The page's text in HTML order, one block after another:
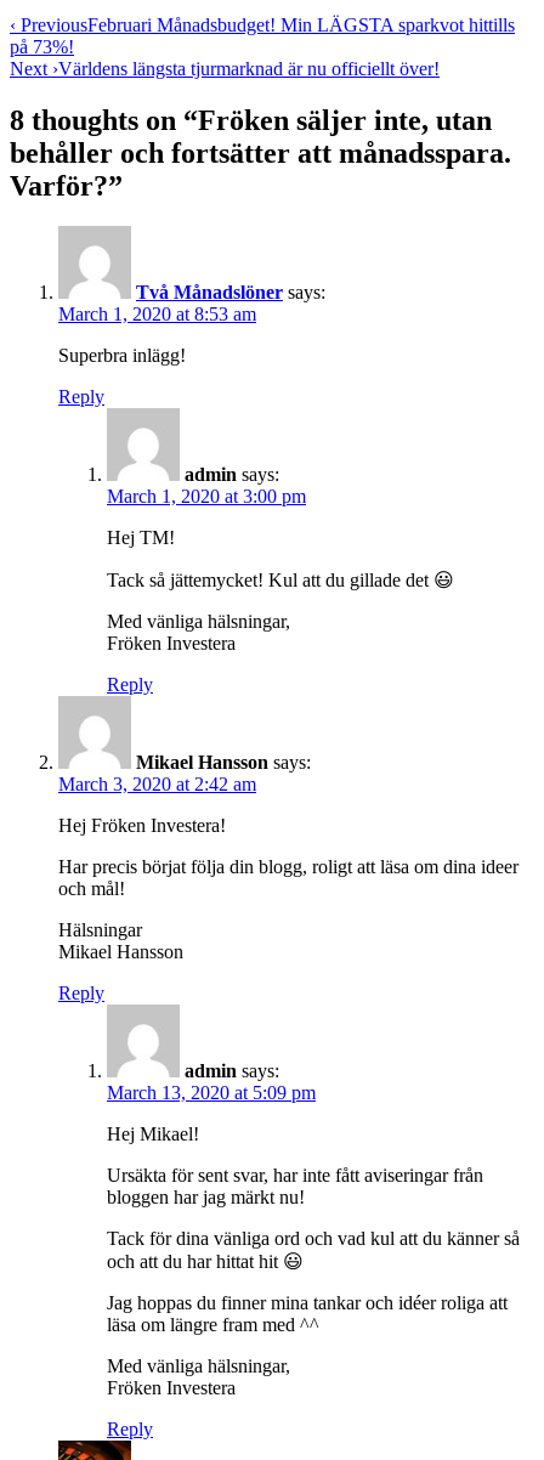
Post
navigation
‹ PreviousFebruari Månadsbudget! Min LÄGSTA sparkvot hittills
på 73%!
Next ›Världens längsta tjurmarknad är nu officiellt över!
8 thoughts on “Fröken säljer inte, utan
behåller och fortsätter att månadsspara.
Varför?”
Två Månadslöner says:
March 1, 2020 at 8:53 am
Superbra inlägg!
Reply
admin says:
March 1, 2020 at 3:00 pm
Hej TM!
Tack så jättemycket! Kul att du gillade det 😃
Med vänliga hälsningar,
Fröken Investera
Reply
Mikael Hansson says:
March 3, 2020 at 2:42 am
Hej Fröken Investera!
Har precis börjat följa din blogg, roligt att läsa om dina ideer
och mål!
Hälsningar
Mikael Hansson
Reply
admin says:
March 13, 2020 at 5:09 pm
Hej Mikael!
Ursäkta för sent svar, har inte fått aviseringar från
bloggen har jag märkt nu!
Tack för dina vänliga ord och vad kul att du känner så
och att du har hittat hit 😃
Jag hoppas du finner mina tankar och idéer roliga att
läsa om längre fram med ^^
Med vänliga hälsningar,
Fröken Investera
Reply